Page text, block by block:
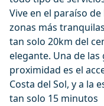
Vive en el paraíso
zonas más
tan solo 20km del
elegante. Una de
proximidad es el
Costa del Sol, y a la
tan solo 15 minutos